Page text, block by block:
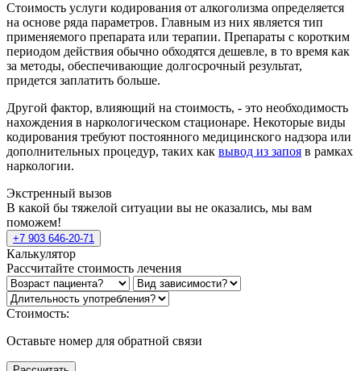
Стоимость услуги кодирования от алкоголизма определяется
на основе ряда параметров. Главным из них является тип
применяемого препарата или терапии. Препараты с коротким
периодом действия обычно обходятся дешевле, в то время как
за методы, обеспечивающие долгосрочный результат,
придется заплатить больше.
Другой фактор, влияющий на стоимость, - это необходимость
нахождения в наркологическом стационаре. Некоторые виды
кодирования требуют постоянного медицинского надзора или
дополнительных процедур, таких как вывод из запоя в рамках
наркологии.
Экстренный вызов
В какой бы тяжелой ситуации вы не оказались, мы вам
поможем!
+7 903 646-20-71
Калькулятор
Рассчитайте стоимость лечения
Стоимость:
Оставьте номер для обратной связи